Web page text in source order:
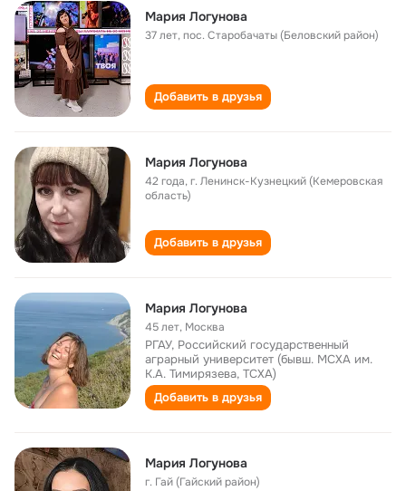
Мария Логунова
37 лет,пос. Старобачаты (Беловский район)
Добавить в друзья
Мария Логунова
42 года,г. Ленинск-Кузнецкий (Кемеровская
область)
Добавить в друзья
Мария Логунова
45 лет, Москва
РГАУ, Российский государственный
аграрный университет (бывш. МСХА им.
К.А. Тимирязева, ТСХА)
Добавить в друзья
Мария Логунова
г. Гай (Гайский район)